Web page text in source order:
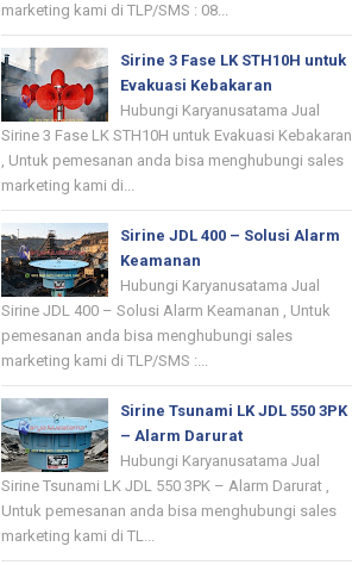
marketing kami di TLP/SMS : 08...
Sirine 3 Fase LK STH10H untuk
Evakuasi Kebakaran
Hubungi Karyanusatama Jual
Sirine 3 Fase LK STH10H untuk Evakuasi Kebakaran
, Untuk pemesanan anda bisa menghubungi sales
marketing kami di...
Sirine JDL 400 – Solusi Alarm
Keamanan
Hubungi Karyanusatama Jual
Sirine JDL 400 – Solusi Alarm Keamanan , Untuk
pemesanan anda bisa menghubungi sales
marketing kami di TLP/SMS :...
Sirine Tsunami LK JDL 550 3PK
– Alarm Darurat
Hubungi Karyanusatama Jual
Sirine Tsunami LK JDL 550 3PK – Alarm Darurat ,
Untuk pemesanan anda bisa menghubungi sales
marketing kami di TL...